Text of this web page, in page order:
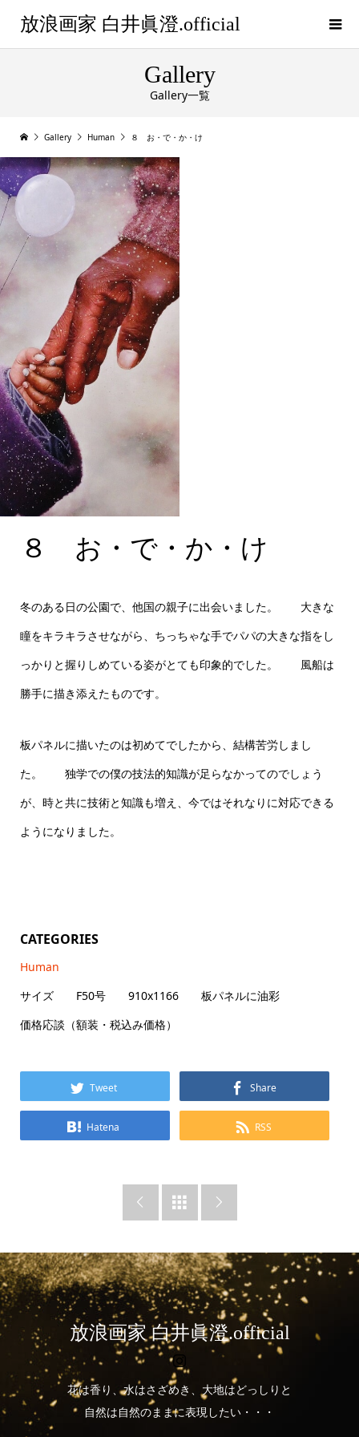
放浪画家 白井眞澄.official
Gallery
Gallery一覧
Gallery Human ８ お・で・か・け
８ お・で・か・け F5
0号
８ お・で・か・け
冬のある日の公園で、他国の親子に出会いました。 大きな
瞳をキラキラさせながら、ちっちゃな手でパパの大きな指をし
っかりと握りしめている姿がとても印象的でした。 風船は
勝手に描き添えたものです。
板パネルに描いたのは初めてでしたから、結構苦労しまし
た。 独学での僕の技法的知識が足らなかってのでしょう
が、時と共に技術と知識も増え、今ではそれなりに対応できる
ようになりました。
CATEGORIES
Human
サイズ F50号 910x1166 板パネルに油彩
価格応談（額装・税込み価格）
Tweet Share
Hatena RSS
  
放浪画家 白井眞澄.official
花は香り、水はさざめき、大地はどっしりと
自然は自然のままに表現したい・・・